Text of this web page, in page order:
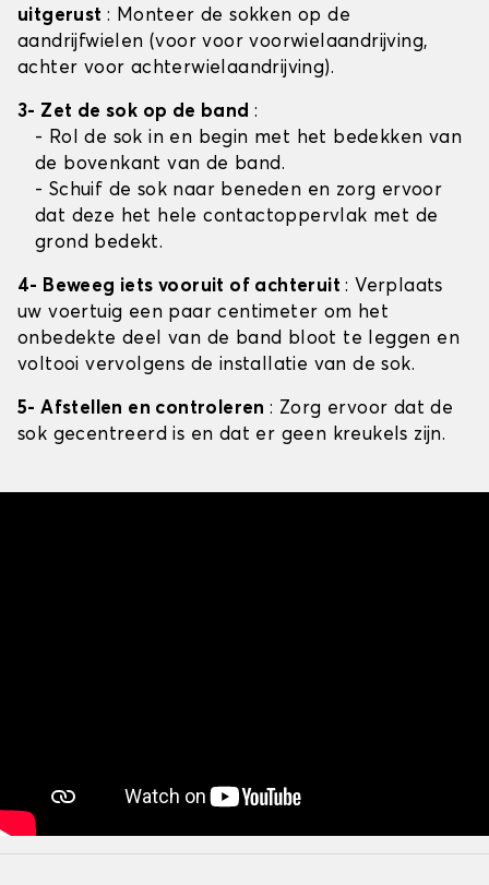
uitgerust: Monteer de sokken op de
aandrijfwielen (voor voor voorwielaandrijving,
achter voor achterwielaandrijving).
3- Zet de sok op de band :
- Rol de sok in en begin met het bedekken van
de bovenkant van de band.
- Schuif de sok naar beneden en zorg ervoor
dat deze het hele contactoppervlak met de
grond bedekt.
4- Beweeg iets vooruit of achteruit: Verplaats
uw voertuig een paar centimeter om het
onbedekte deel van de band bloot te leggen en
voltooi vervolgens de installatie van de sok.
5- Afstellen en controleren: Zorg ervoor dat de
sok gecentreerd is en dat er geen kreukels zijn.